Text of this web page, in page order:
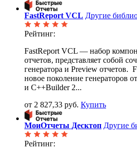
FastReport VCL Другие
Рейтинг:
FastReport VCL — набор
отчетов, представляет собой
генератора и Preview
новое поколение генераторов
и C++Builder 2...
от 2 827,33 руб. Купить
МоиОтчеты Десктоп Другие
Рейтинг: